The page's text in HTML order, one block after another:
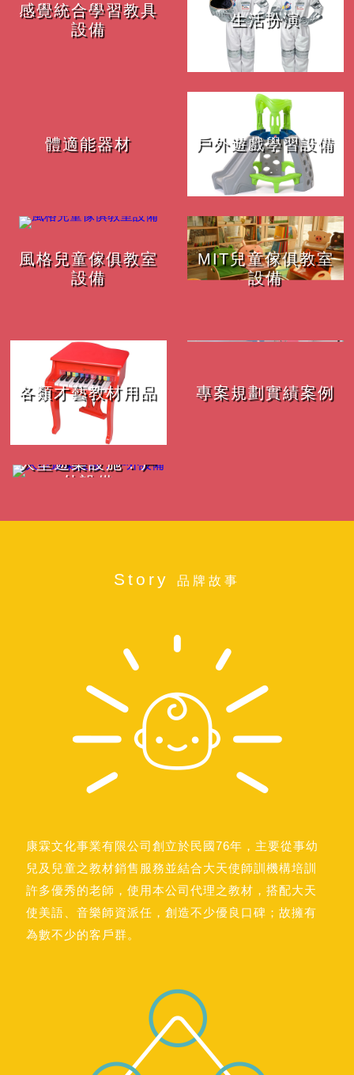
感覺統合學習教具
設備
生活扮演
體適能器材 戶外遊戲學習設備
風格兒童傢俱教室
設備
MIT兒童傢俱教室
設備
各類才藝教材用品 專案規劃實績案例
大型遊樂設施．戶
外設備
Story 品牌故事
康霖文化事業有限公司創立於民國76年，主要從事幼
兒及兒童之教材銷售服務並結合大天使師訓機構培訓
許多優秀的老師，使用本公司代理之教材，搭配大天
使美語、音樂師資派任，創造不少優良口碑；故擁有
為數不少的客戶群。